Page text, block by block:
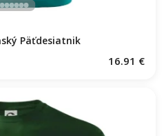
Päťdesiatnik
16.91 €